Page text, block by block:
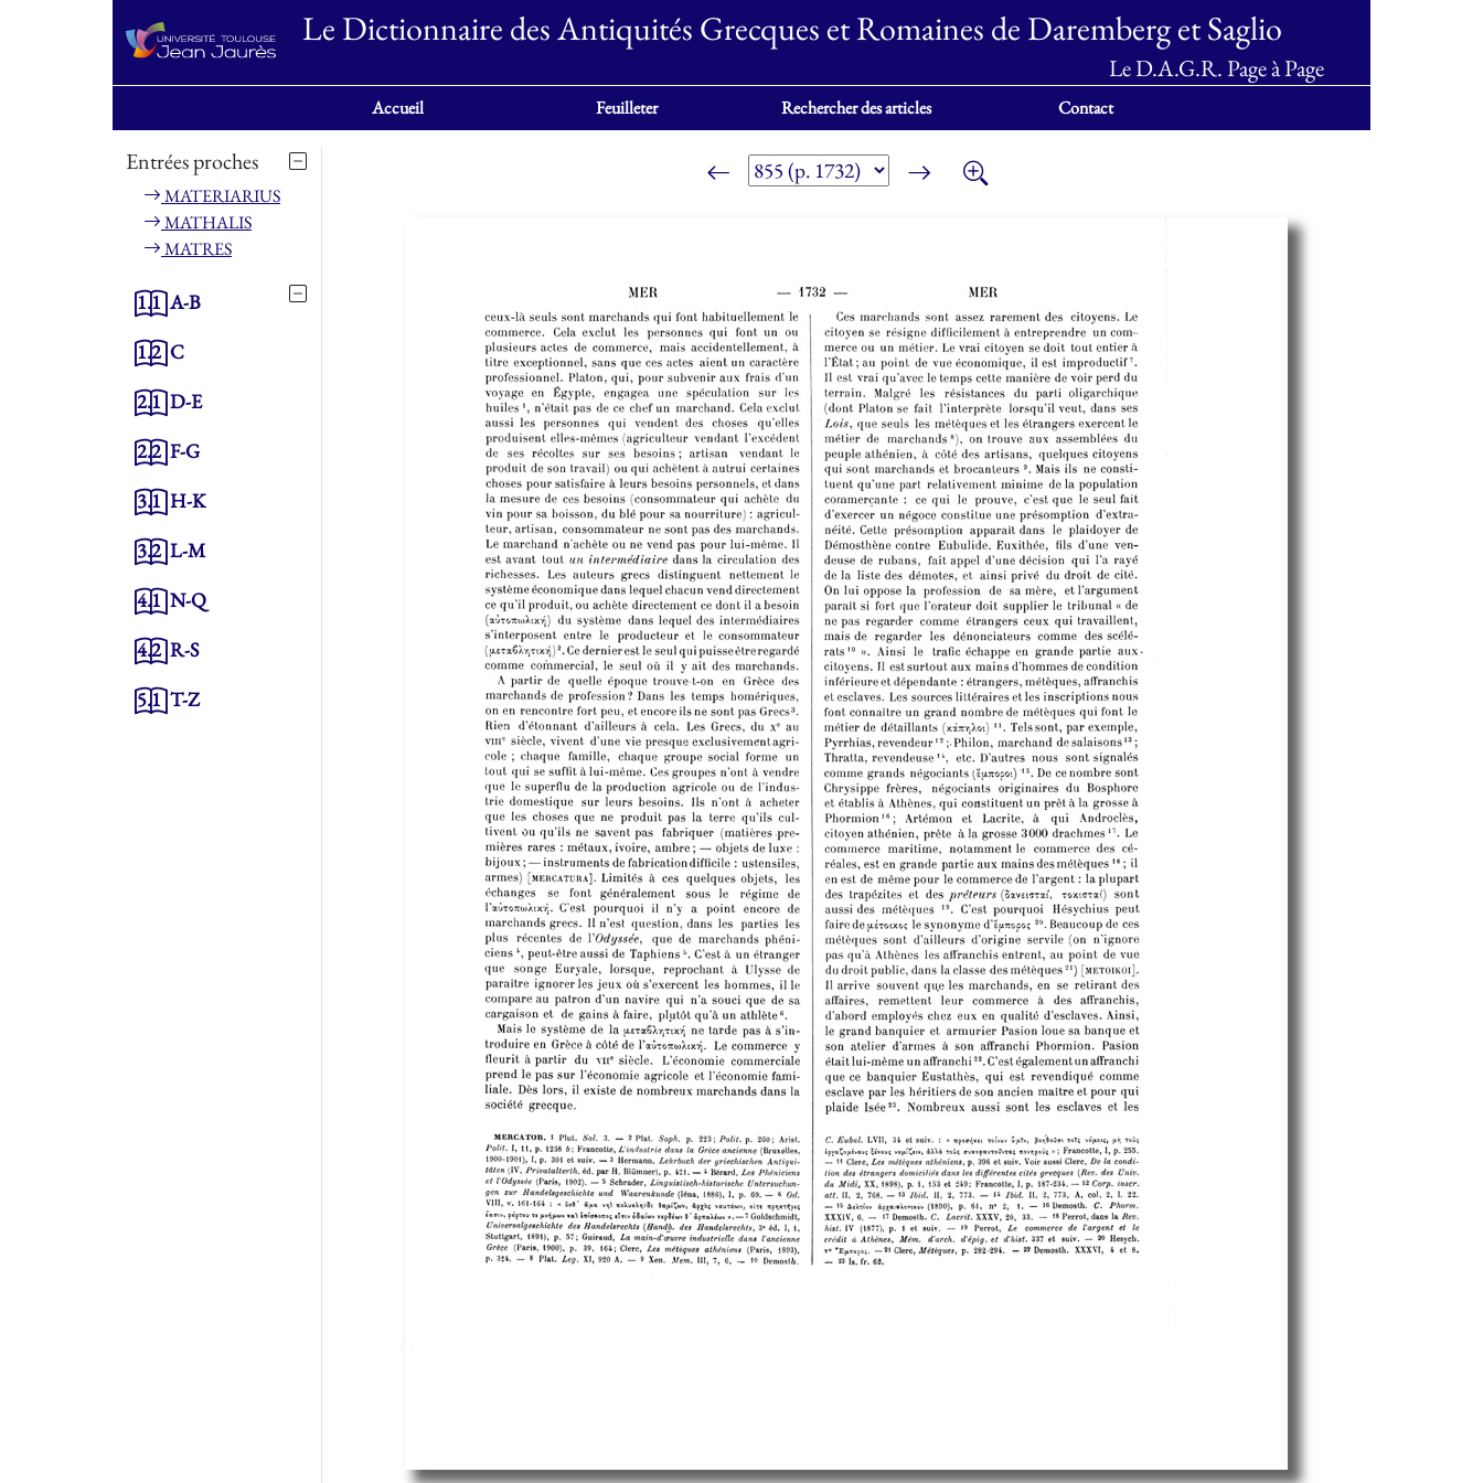
Le Dictionnaire des Antiquités Grecques et Romaines de Daremberg et Saglio
Le D.A.G.R. Page à Page
Accueil Feuilleter Rechercher des articles Contact
Entrées proches
MATERIARIUS
MATHALIS
MATRES
1.1A-B
1.2C
2.1D-E
2.2F-G
3.1H-K
3.2L-M
4.1N-Q
4.2R-S
5.1T-Z